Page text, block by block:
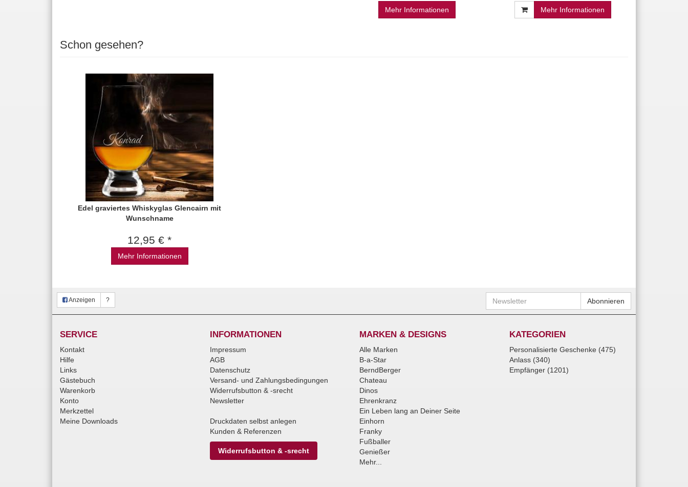
Mehr Informationen Mehr Informationen
Schon gesehen?
Edel graviertes Whiskyglas Glencairn mit
Wunschname
12,95 € *
Mehr Informationen
Anzeigen ? Newsletter Abonnieren
SERVICE
Kontakt
Hilfe
Links
Gästebuch
Warenkorb
Konto
Merkzettel
Meine Downloads
INFORMATIONEN
Impressum
AGB
Datenschutz
Versand- und Zahlungsbedingungen
Widerrufsbutton & -srecht
Newsletter
Druckdaten selbst anlegen
Kunden & Referenzen
Widerrufsbutton & -srecht
MARKEN & DESIGNS
Alle Marken
B-a-Star
BerndBerger
Chateau
Dinos
Ehrenkranz
Ein Leben lang an Deiner Seite
Einhorn
Franky
Fußballer
Genießer
Mehr...
KATEGORIEN
Personalisierte Geschenke (475)
Anlass (340)
Empfänger (1201)